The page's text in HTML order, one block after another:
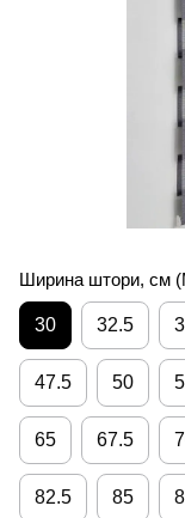
Ширина штори, см
30 32.5
47.5 50
65 67.5
82.5 85